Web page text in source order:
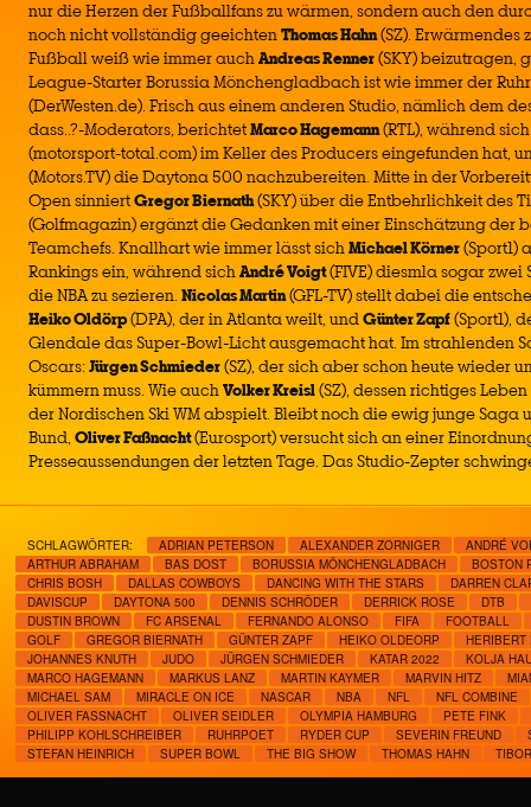
nur die Herzen der Fußballfans zu wärmen, sondern auch den
noch nicht vollständig geeichtenThomas Hahn(SZ). Erwärmendes
Fußball weiß wie immer auchAndreas Renner(SKY) beizutragen,
League-Starter Borussia Mönchengladbach ist wie immer der
(DerWesten.de). Frisch aus einem anderen Studio, nämlich dem
dass..?-Moderators, berichtetMarco Hagemann(RTL), während
(motorsport-total.com) im Keller des Producers eingefunden hat,
(Motors.TV) die Daytona 500 nachzubereiten. Mitte in der
Open sinniertGregor Biernath(SKY) über die Entbehrlichkeit des
(Golfmagazin) ergänzt die Gedanken mit einer Einschätzung der
Teamchefs. Knallhart wie immer lässt sichMichael Körner(Sport1)
Rankings ein, während sichAndré Voigt(FIVE) diesmla sogar zwei
die NBA zu sezieren.Nicolas Martin(GFL-TV) stellt dabei die
Heiko Oldörp(DPA), der in Atlanta weilt, undGünter Zapf(Sport1),
Glendale das Super-Bowl-Licht ausgemacht hat. Im strahlenden
Oscars:Jürgen Schmieder(SZ), der sich aber schon heute wieder
kümmern muss. Wie auchVolker Kreisl(SZ), dessen richtiges
der Nordischen Ski WM abspielt. Bleibt noch die ewig junge Saga
Bund, Oliver Faßnacht(Eurosport) versucht sich an einer
Presseaussendungen der letzten Tage. Das Studio-Zepter
SCHLAGWÖRTER: ADRIAN PETERSON ALEXANDER ZORNIGER
ANDRÉ
ARTHUR ABRAHAM
BAS DOST BORUSSIA MÖNCHENGLADBACH
BOSTON
CHRIS BOSH
DALLAS COWBOYS DANCING WITH THE STARS
DARREN
DAVISCUP
DAYTONA 500 DENNIS SCHRÖDER DERRICK ROSE
DTB
DUSTIN BROWN
FC ARSENAL FERNANDO ALONSO FIFA
FOOTBALL
GOLF
GREGOR BIERNATH GÜNTER ZAPF HEIKO OLDEORP
HERIBERT
JOHANNES KNUTH
JUDO JÜRGEN SCHMIEDER KATAR 2022
KOLJA
MARCO HAGEMANN
MARKUS LANZ MARTIN KAYMER MARVIN HITZ
MICHAEL SAM
MIRACLE ON ICE NASCAR NBA NFL
NFL COMBINE
OLIVER FASSNACHT
OLIVER SEIDLER OLYMPIA HAMBURG
PETE FINK
PHILIPP KOHLSCHREIBER
RUHRPOET RYDER CUP SEVERIN FREUND
STEFAN HEINRICH
SUPER BOWL THE BIG SHOW THOMAS HAHN